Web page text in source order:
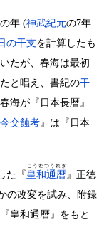
年 (神武紀元の7年
の干支を計算したも
たが、春海は最初
と唱え、書紀の干
海が『日本長暦』
交蝕考』は『日本
た『皇和通暦
こうわつうれき
』正徳
の改変を試み、附録
皇和通暦』をもと